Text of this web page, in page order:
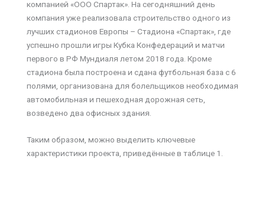
компанией «ООО Спартак». На сегодняшний день
компания уже реализовала строительство одного из
лучших стадионов Европы – Стадиона «Спартак», где
успешно прошли игры Кубка Конфедераций и матчи
первого в РФ Мундиаля летом 2018 года. Кроме
стадиона была построена и сдана футбольная база с 6
полями, организована для болельщиков необходимая
автомобильная и пешеходная дорожная сеть,
возведено два офисных здания.
Таким образом, можно выделить ключевые
характеристики проекта, приведённые в таблице 1.